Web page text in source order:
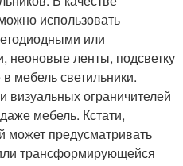
использовать
или
ленты, подсветку
мебель светильники.
ограничителей
мебель. Кстати,
может предусматривать
трансформирующейся